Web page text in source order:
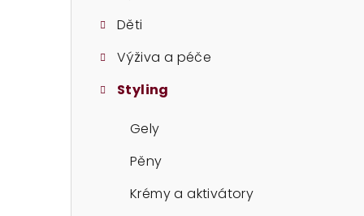
Děti
Výživa a péče
Styling
Gely
Pěny
Krémy a aktivátory